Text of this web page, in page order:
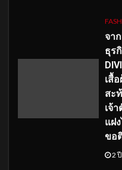
จา
ธุร
เสื้
สะ
เจ้
แฝ
ขอ
2 ปี